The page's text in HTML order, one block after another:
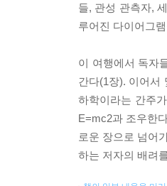
들, 관성 관측자,
루어진 다이어그
이 여행에서 독자
간다(1장). 이어서
하학이라는 간주
E=mc2과 조우한
로운 장으로 넘어
하는 저자의 배려